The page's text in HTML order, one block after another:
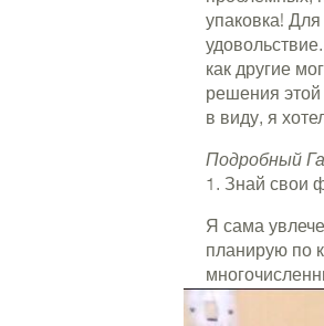
упаковка!
как другие
решения
в виду, я
Подробный
1. Знай свои
Я сама
планирую по